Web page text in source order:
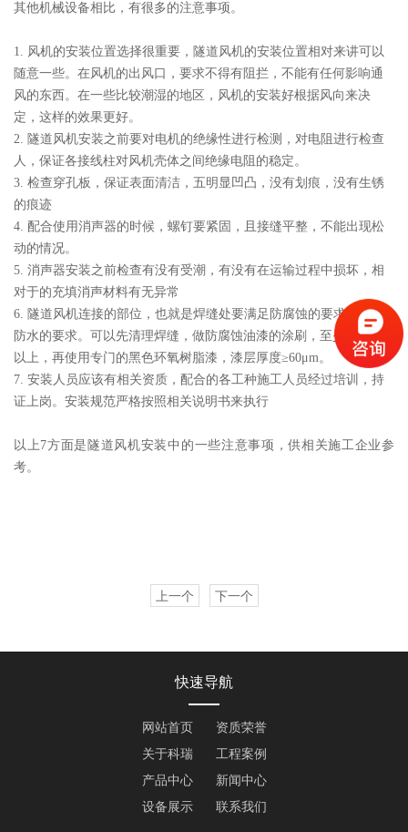
其他机械设备相比，有很多的注意事项。
1. 风机的安装位置选择很重要，隧道风机的安装位置相对来讲可以
随意一些。在风机的出风口，要求不得有阻拦，不能有任何影响通
风的东西。在一些比较潮湿的地区，风机的安装好根据风向来决
定，这样的效果更好。
2. 隧道风机安装之前要对电机的绝缘性进行检测，对电阻进行检查
人，保证各接线柱对风机壳体之间绝缘电阻的稳定。
3. 检查穿孔板，保证表面清洁，五明显凹凸，没有划痕，没有生锈
的痕迹
4. 配合使用消声器的时候，螺钉要紧固，且接缝平整，不能出现松
动的情况。
5. 消声器安装之前检查有没有受潮，有没有在运输过程中损坏，相
对于的充填消声材料有无异常
6. 隧道风机连接的部位，也就是焊缝处要满足防腐蚀的要求，要有
防水的要求。可以先清理焊缝，做防腐蚀油漆的涂刷，至少是两遍
以上，再使用专门的黑色环氧树脂漆，漆层厚度≥60μm。
7. 安装人员应该有相关资质，配合的各工种施工人员经过培训，持
证上岗。安装规范严格按照相关说明书来执行
以上 7方面是隧道风机安装中的一些注意事项，供相关施工企业参
考。
上一个 下一个
快速导航
网站首页
资质荣誉
关于科瑞
工程案例
产品中心
新闻中心
设备展示
联系我们